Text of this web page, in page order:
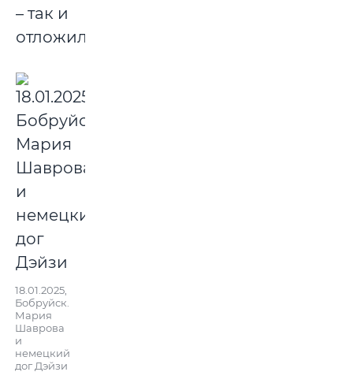
– так и
отложилось.
18.01.2025,
Бобруйск.
Мария
Шаврова
и
немецкий
дог Дэйзи